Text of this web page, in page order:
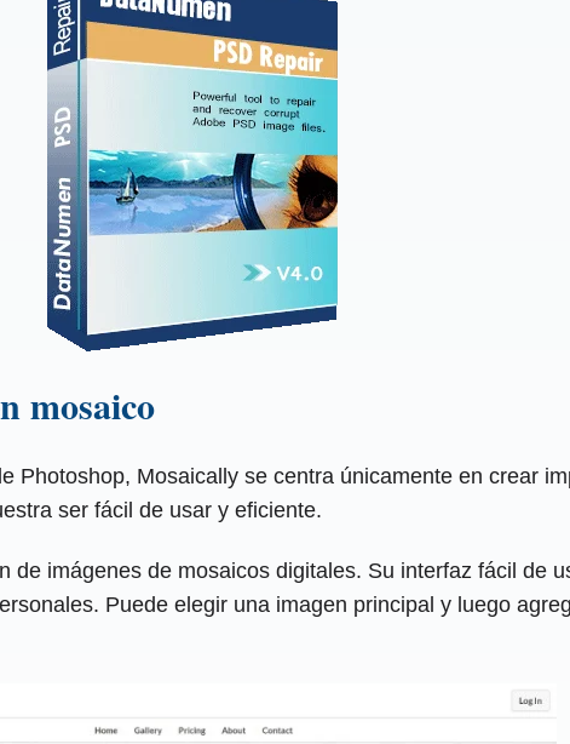
mosaico
Photoshop, Mosaically se centra únicamente en crear
ser fácil de usar y eficiente.
imágenes de mosaicos digitales. Su interfaz fácil de
Puede elegir una imagen principal y luego